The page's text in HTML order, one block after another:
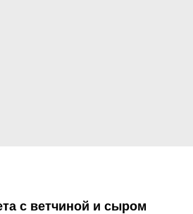
с ветчиной и сыром